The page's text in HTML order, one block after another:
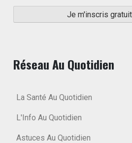
Réseau Au Quotidien
La Santé Au Quotidien
L'Info Au Quotidien
Astuces Au Quotidien